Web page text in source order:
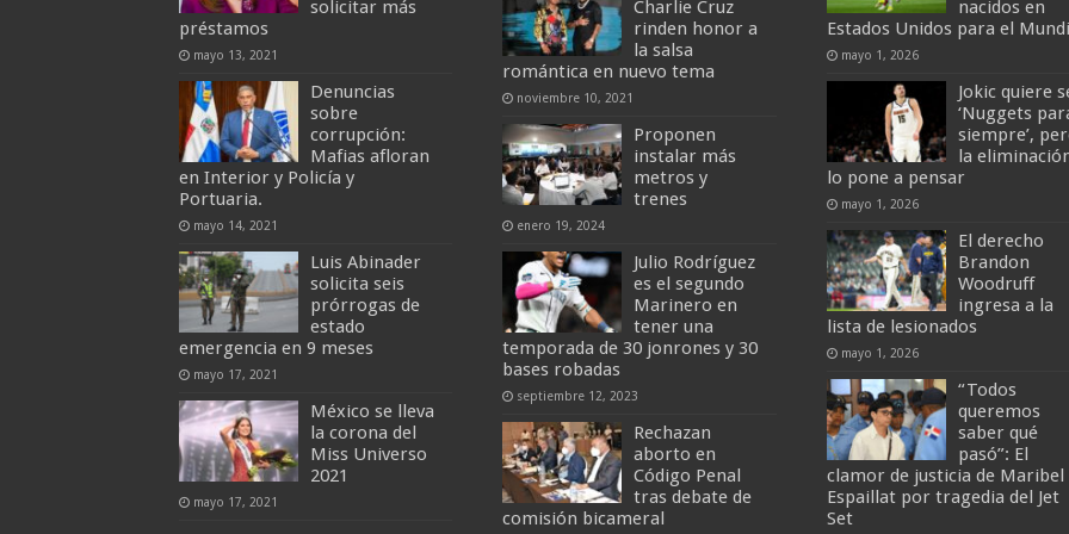
solicitar más
préstamos
mayo 13, 2021
Denuncias
sobre
corrupción:
Mafias afloran
en Interior y Policía y
Portuaria.
mayo 14, 2021
Luis Abinader
solicita seis
prórrogas de
estado
emergencia en 9 meses
mayo 17, 2021
México se lleva
la corona del
Miss Universo
2021
mayo 17, 2021
Charlie Cruz
rinden honor a
la salsa
romántica en nuevo tema
noviembre 10, 2021
Proponen
instalar más
metros y
trenes
enero 19, 2024
Julio Rodríguez
es el segundo
Marinero en
tener una
temporada de 30 jonrones y 30
bases robadas
septiembre 12, 2023
Rechazan
aborto en
Código Penal
tras debate de
comisión bicameral
nacidos en
Estados Unidos para el
mayo 1, 2026
Jokic quiere
‘Nuggets
siempre’,
la
lo pone a pensar
mayo 1, 2026
El derecho
Brandon
Woodruff
ingresa a la
lista de lesionados
mayo 1, 2026
“Todos
queremos
saber qué
pasó”: El
clamor de justicia de Maribel
Espaillat por tragedia del Jet
Set